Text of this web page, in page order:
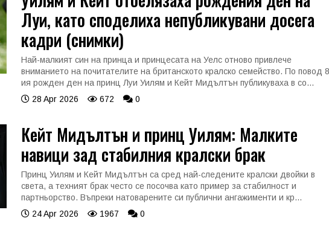
Луи, като споделиха непубликувани досега
кадри (снимки)
Най-малкият син на принца и принцесата на Уелс отново привлече
вниманието на почитателите на британското кралско семейство. По повод
ия рожден ден на принц Луи Уилям и Кейт Мидълтън публикуваха в со...
28 Apr 2026
672 0
Кейт Мидълтън и принц Уилям: Малките
навици зад стабилния кралски брак
Принц Уилям и Кейт Мидълтън са сред най-следените кралски двойки в
света, а техният брак често се посочва като пример за стабилност и
партньорство. Въпреки натоварените си публични ангажименти и кр...
24 Apr 2026
1967 0